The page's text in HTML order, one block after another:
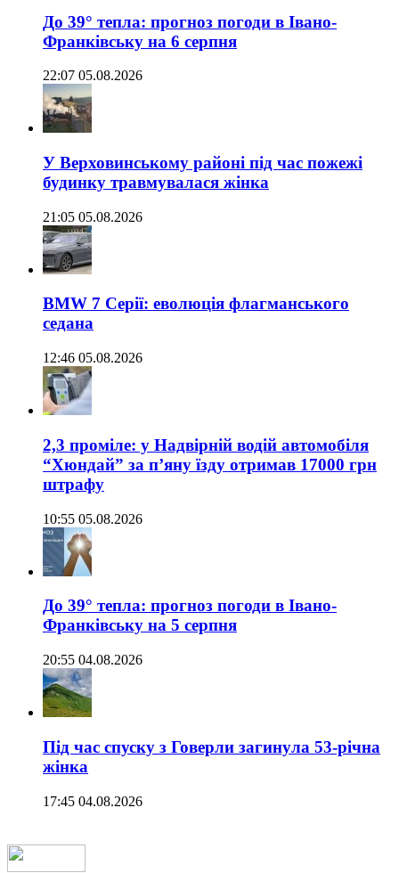
До 39° тепла: прогноз погоди в Івано-
Франківську на 6 серпня
22:07 05.08.2026
У Верховинському районі під час пожежі
будинку травмувалася жінка
21:05 05.08.2026
BMW 7 Серії: еволюція флагманського
седана
12:46 05.08.2026
2,3 проміле: у Надвірній водій автомобіля
“Хюндай” за п’яну їзду отримав 17000 грн
штрафу
10:55 05.08.2026
До 39° тепла: прогноз погоди в Івано-
Франківську на 5 серпня
20:55 04.08.2026
Під час спуску з Говерли загинула 53-річна
жінка
17:45 04.08.2026